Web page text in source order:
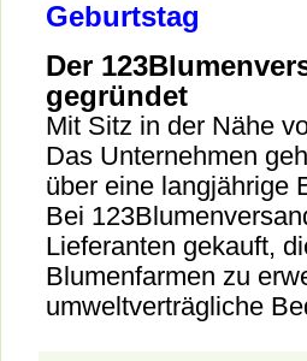
Geburtstag
Der
gegründet
Mit Sitz in der Nähe
Das Unternehmen
über eine langjährige
Bei
Lieferanten gekauft,
Blumenfarmen zu
umweltverträgliche